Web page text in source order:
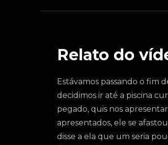
Relato do
Estávamos passando o fim
decidimos ir até a piscina
pegado, quis nos
apresentados, ele se
disse a ela que um seria